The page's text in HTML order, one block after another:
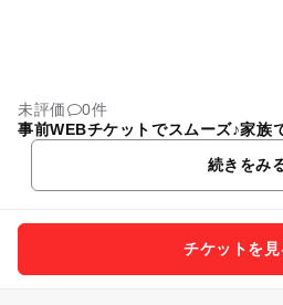
未評価
0件
事前WEBチケットでスムーズ♪家族
続きをみ
チケットを見